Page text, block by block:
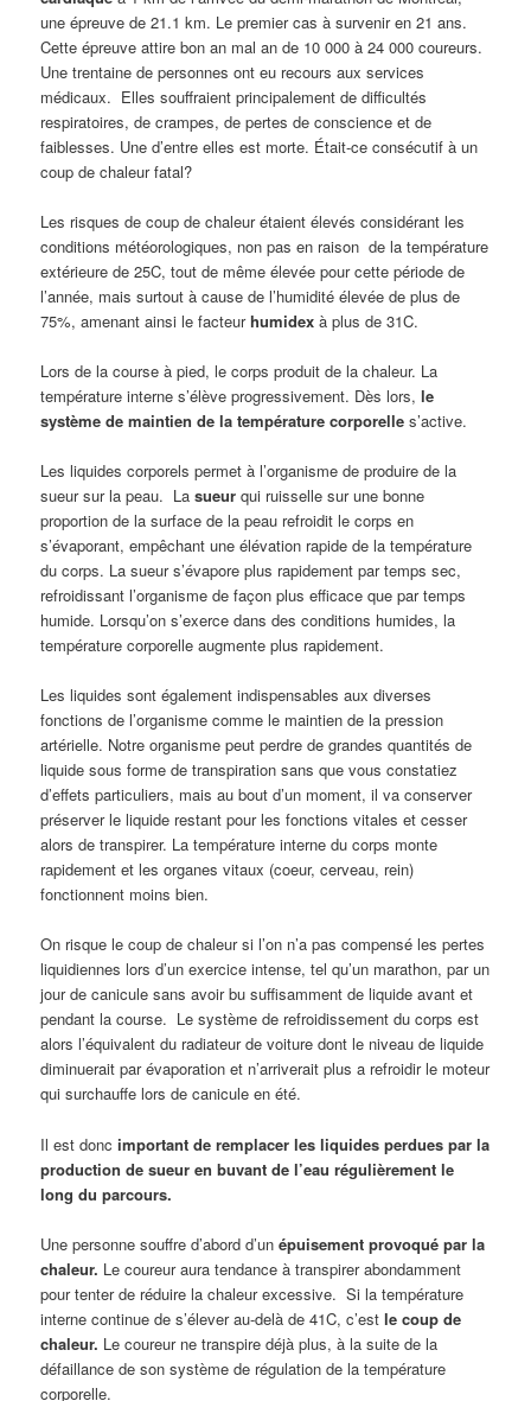
une épreuve de 21.1 km. Le premier cas à survenir en 21 ans.
Cette épreuve attire bon an mal an de 10 000 à 24 000 coureurs.
Une trentaine de personnes ont eu recours aux services
médicaux. Elles souffraient principalement de difficultés
respiratoires, de crampes, de pertes de conscience et de
faiblesses. Une d’entre elles est morte. Était-ce consécutif à un
coup de chaleur fatal?
Les risques de coup de chaleur étaient élevés considérant les
conditions météorologiques, non pas en raison de la température
extérieure de 25C, tout de même élevée pour cette période de
l’année, mais surtout à cause de l’humidité élevée de plus de
75%, amenant ainsi le facteurhumidexà plus de 31C.
Lors de la course à pied, le corps produit de la chaleur. La
température interne s’élève progressivement. Dès lors,le
système de maintien de la température corporelle s’active.
Les liquides corporels permet à l’organisme de produire de la
sueur sur la peau. Lasueurqui ruisselle sur une bonne
proportion de la surface de la peau refroidit le corps en
s’évaporant, empêchant une élévation rapide de la température
du corps. La sueur s’évapore plus rapidement par temps sec,
refroidissant l’organisme de façon plus efficace que par temps
humide. Lorsqu’on s’exerce dans des conditions humides, la
température corporelle augmente plus rapidement.
Les liquides sont également indispensables aux diverses
fonctions de l’organisme comme le maintien de la pression
artérielle. Notre organisme peut perdre de grandes quantités de
liquide sous forme de transpiration sans que vous constatiez
d’effets particuliers, mais au bout d’un moment, il va conserver
préserver le liquide restant pour les fonctions vitales et cesser
alors de transpirer. La température interne du corps monte
rapidement et les organes vitaux (coeur, cerveau, rein)
fonctionnent moins bien.
On risque le coup de chaleur si l’on n’a pas compensé les pertes
liquidiennes lors d’un exercice intense, tel qu’un marathon, par un
jour de canicule sans avoir bu suffisamment de liquide avant et
pendant la course. Le système de refroidissement du corps est
alors l’équivalent du radiateur de voiture dont le niveau de liquide
diminuerait par évaporation et n’arriverait plus a refroidir le moteur
qui surchauffe lors de canicule en été.
Il est doncimportant de remplacer les liquides perdues par la
production de sueur en buvant de l’eau régulièrement le
long du parcours.
Une personne souffre d’abord d’unépuisement provoqué par la
chaleur. Le coureur aura tendance à transpirer abondamment
pour tenter de réduire la chaleur excessive. Si la température
interne continue de s’éleverau-delà de 41C, c’estle coup de
chaleur. Le coureur ne transpire déjà plus, à la suite de la
défaillance de son système de régulation de la température
corporelle.